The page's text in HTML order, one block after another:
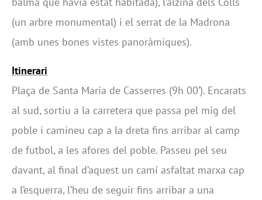
(un arbre monumental) i el serrat de la Madrona
(amb unes bones vistes panoràmiques).
Itinerari
Plaça de Santa Maria de Casserres (9h 00’). Encarats
al sud, sortiu a la carretera que passa pel mig del
poble i camineu cap a la dreta fins arribar al camp
de futbol, a les afores del poble. Passeu pel seu
davant, al final d’aquest un camí asfaltat marxa cap
a l’esquerra, l’heu de seguir fins arribar a una